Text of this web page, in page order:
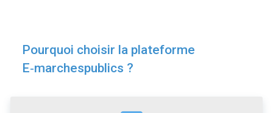
Pourquoi choisir la plateforme
E‑marchespublics ?